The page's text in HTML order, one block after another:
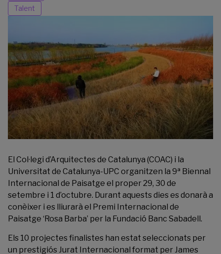
Talent
El Col·legi d’Arquitectes de Catalunya (COAC) i la
Universitat de Catalunya-UPC organitzen la 9ª Biennal
Internacional de Paisatge el proper 29, 30 de
setembre i 1 d’octubre. Durant aquests dies es donarà a
conèixer i es lliurarà el Premi Internacional de
Paisatge ‘Rosa Barba’ per la Fundació Banc Sabadell.
Els 10 projectes finalistes han estat seleccionats per
un prestigiós Jurat Internacional format per James